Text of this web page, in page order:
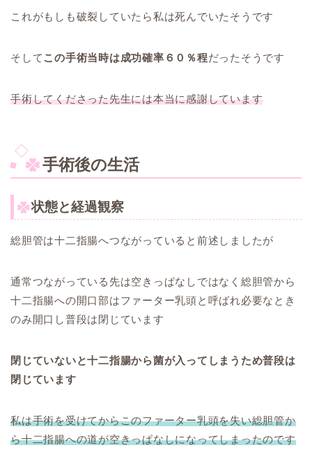
これがもしも破裂していたら私は死んでいたそうです
そしてこの手術当時は成功確率６０％程だったそうです
手術してくださった先生には本当に感謝しています
手術後の生活
状態と経過観察
総胆管は十二指腸へつながっていると前述しましたが
通常つながっている先は空きっぱなしではなく総胆管から
十二指腸への開口部はファーター乳頭と呼ばれ必要なとき
のみ開口し普段は閉じています
閉じていないと十二指腸から菌が入ってしまうため普段は
閉じています
私は手術を受けてからこのファーター乳頭を失い総胆管か
ら十二指腸への道が空きっぱなしになってしまったのです